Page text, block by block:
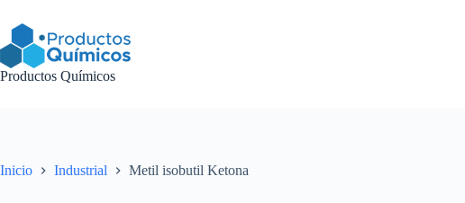
contenido
Productos Químicos
Inicio Industrial Metil isobutil Ketona